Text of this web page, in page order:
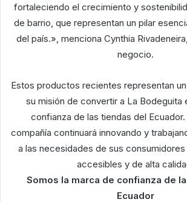
fortaleciendo el crecimiento y
de barrio, que representan un pilar
del país.», menciona Cynthia
negocio.
Estos productos recientes representan
su misión de convertir a La Bodeguita
confianza de las tiendas del
compañía continuará innovando y
a las necesidades de sus
accesibles y de alta
Somos la marca de confianza de
Ecuador